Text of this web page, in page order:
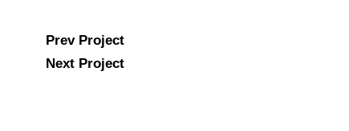
Navegación
Prev Project
Next Project